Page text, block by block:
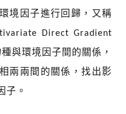
境因子進行回歸，又稱
Direct Gradient
與環境因子間的關係，
兩兩間的關係，找出影
子。